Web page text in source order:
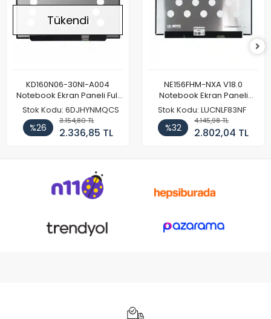
Tükendi
KD160N06-30NI-A004
Notebook Ekran Paneli Full
HD
Stok Kodu: 6DJHYNMQCS
%26
3.154,80 TL
2.336,85 TL
NE156FHM-NXA V18.0
Notebook Ekran Paneli
144Hz
Stok Kodu: LUCNLF83NF
%32
4.145,98 TL
2.802,04 TL